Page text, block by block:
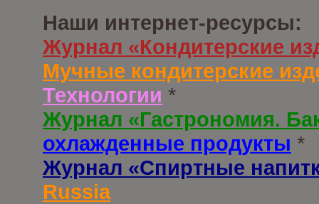
Наши интернет-ресурсы:
Журнал «Кондитерские
Мучные кондитерские
Технологии *
Журнал «Гастрономия.
охлажденные продукты *
Журнал «Спиртные
Russia